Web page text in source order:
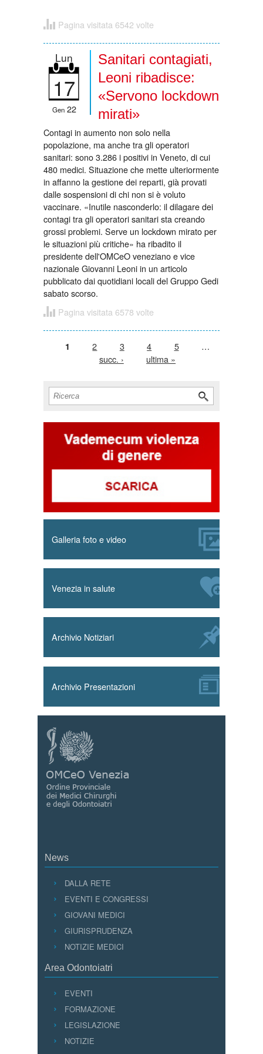
Pagina visitata 6542 volte
Lun
17
Gen 22
Sanitari contagiati,
Leoni ribadisce:
«Servono lockdown
mirati»
Contagi in aumento non solo nella
popolazione, ma anche tra gli operatori
sanitari: sono 3.286 i positivi in Veneto, di cui
480 medici. Situazione che mette ulteriormente
in affanno la gestione dei reparti, già provati
dalle sospensioni di chi non si è voluto
vaccinare. «Inutile nasconderlo: il dilagare dei
contagi tra gli operatori sanitari sta creando
grossi problemi. Serve un lockdown mirato per
le situazioni più critiche» ha ribadito il
presidente dell'OMCeO veneziano e vice
nazionale Giovanni Leoni in un articolo
pubblicato dai quotidiani locali del Gruppo Gedi
sabato scorso.
Pagina visitata 6578 volte
1 2 3 4 5
…
succ. ›
ultima »
Form di ricerca
Cerca
Galleria foto e video
Venezia in salute
Archivio Notiziari
Archivio Presentazioni
News
DALLA RETE
EVENTI E CONGRESSI
GIOVANI MEDICI
GIURISPRUDENZA
NOTIZIE MEDICI
Area Odontoiatri
EVENTI
FORMAZIONE
LEGISLAZIONE
NOTIZIE